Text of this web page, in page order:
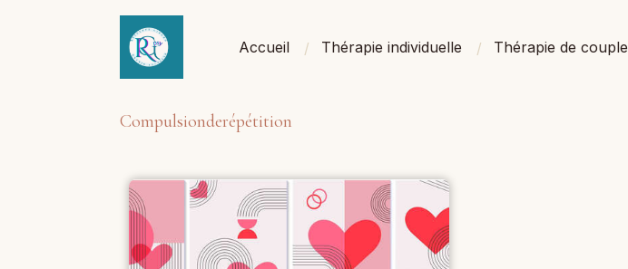
Accueil Thérapie individuelle Thérapie de couple
Compulsionderépétition